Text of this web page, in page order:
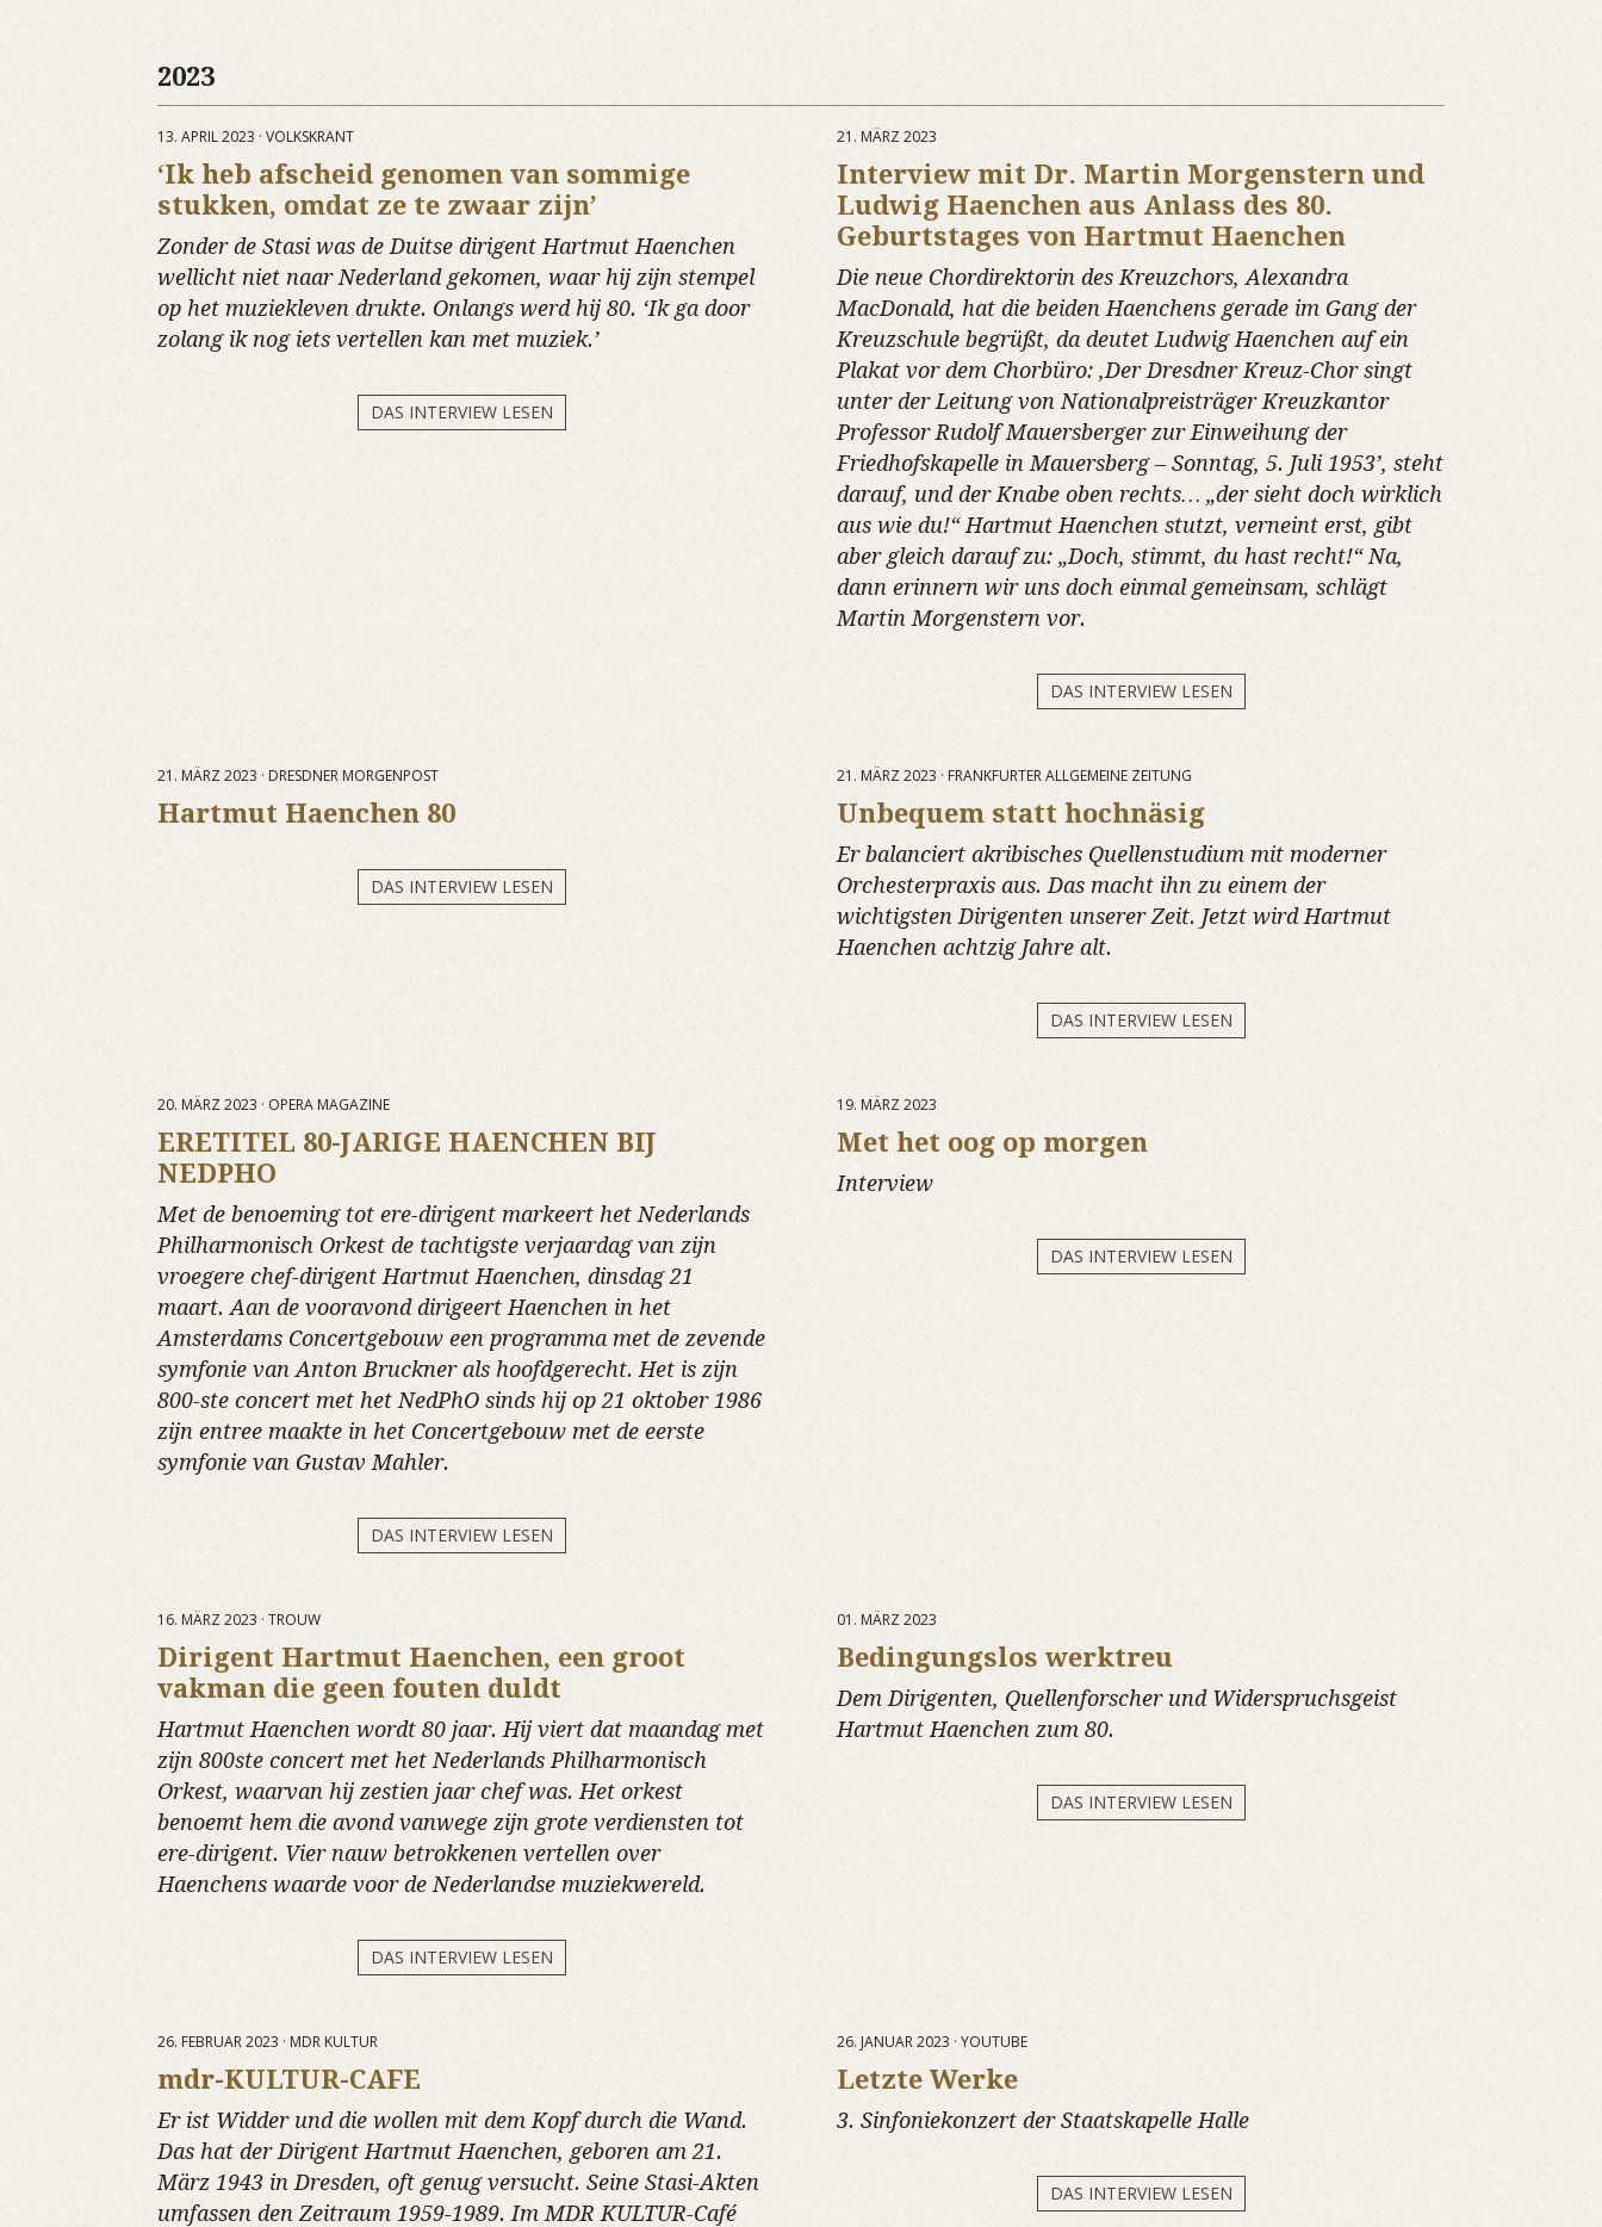
2023
13. APRIL 2023 · VOLKSKRANT
‘Ik heb afscheid genomen van sommige
stukken, omdat ze te zwaar zijn’
Zonder de Stasi was de Duitse dirigent Hartmut Haenchen
wellicht niet naar Nederland gekomen, waar hij zijn stempel
op het muziekleven drukte. Onlangs werd hij 80. ‘Ik ga door
zolang ik nog iets vertellen kan met muziek.’
DAS INTERVIEW LESEN
21. MÄRZ 2023
Interview mit Dr. Martin Morgenstern und
Ludwig Haenchen aus Anlass des 80.
Geburtstages von Hartmut Haenchen
Die neue Chordirektorin des Kreuzchors, Alexandra
MacDonald, hat die beiden Haenchens gerade im Gang der
Kreuzschule begrüßt, da deutet Ludwig Haenchen auf ein
Plakat vor dem Chorbüro: ‚Der Dresdner Kreuz-Chor singt
unter der Leitung von Nationalpreisträger Kreuzkantor
Professor Rudolf Mauersberger zur Einweihung der
Friedhofskapelle in Mauersberg – Sonntag, 5. Juli 1953’, steht
darauf, und der Knabe oben rechts… „der sieht doch wirklich
aus wie du!“ Hartmut Haenchen stutzt, verneint erst, gibt
aber gleich darauf zu: „Doch, stimmt, du hast recht!“ Na,
dann erinnern wir uns doch einmal gemeinsam, schlägt
Martin Morgenstern vor.
DAS INTERVIEW LESEN
21. MÄRZ 2023 · DRESDNER MORGENPOST
Hartmut Haenchen 80
DAS INTERVIEW LESEN
21. MÄRZ 2023 · FRANKFURTER ALLGEMEINE ZEITUNG
Unbequem statt hochnäsig
Er balanciert akribisches Quellenstudium mit moderner
Orchesterpraxis aus. Das macht ihn zu einem der
wichtigsten Dirigenten unserer Zeit. Jetzt wird Hartmut
Haenchen achtzig Jahre alt.
DAS INTERVIEW LESEN
20. MÄRZ 2023 · OPERA MAGAZINE
ERETITEL 80-JARIGE HAENCHEN BIJ
NEDPHO
Met de benoeming tot ere-dirigent markeert het Nederlands
Philharmonisch Orkest de tachtigste verjaardag van zijn
vroegere chef-dirigent Hartmut Haenchen, dinsdag 21
maart. Aan de vooravond dirigeert Haenchen in het
Amsterdams Concertgebouw een programma met de zevende
symfonie van Anton Bruckner als hoofdgerecht. Het is zijn
800-ste concert met het NedPhO sinds hij op 21 oktober 1986
zijn entree maakte in het Concertgebouw met de eerste
symfonie van Gustav Mahler.
DAS INTERVIEW LESEN
19. MÄRZ 2023
Met het oog op morgen
Interview
DAS INTERVIEW LESEN
16. MÄRZ 2023 · TROUW
Dirigent Hartmut Haenchen, een groot
vakman die geen fouten duldt
Hartmut Haenchen wordt 80 jaar. Hij viert dat maandag met
zijn 800ste concert met het Nederlands Philharmonisch
Orkest, waarvan hij zestien jaar chef was. Het orkest
benoemt hem die avond vanwege zijn grote verdiensten tot
ere-dirigent. Vier nauw betrokkenen vertellen over
Haenchens waarde voor de Nederlandse muziekwereld.
DAS INTERVIEW LESEN
01. MÄRZ 2023
Bedingungslos werktreu
Dem Dirigenten, Quellenforscher und Widerspruchsgeist
Hartmut Haenchen zum 80.
DAS INTERVIEW LESEN
26. FEBRUAR 2023 · MDR KULTUR
mdr-KULTUR-CAFE
Er ist Widder und die wollen mit dem Kopf durch die Wand.
Das hat der Dirigent Hartmut Haenchen, geboren am 21.
März 1943 in Dresden, oft genug versucht. Seine Stasi-Akten
umfassen den Zeitraum 1959-1989. Im MDR KULTUR-Café
26. JANUAR 2023 · YOUTUBE
Letzte Werke
3. Sinfoniekonzert der Staatskapelle Halle
DAS INTERVIEW LESEN